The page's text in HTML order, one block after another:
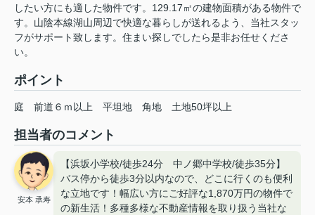
したい方にも適した物件です。129.17㎡の建物面積がある物件で
す。山陰本線湖山周辺で快適な暮らしが送れるよう、当社スタッ
フがサポート致します。住まい探しでしたら是非お任せくださ
い。
ポイント
庭 前道６ｍ以上 平坦地 角地 土地50坪以上
担当者のコメント
安本 承寿
【浜坂小学校/徒歩24分 中ノ郷中学校/徒歩35分】
バス停から徒歩3分以内なので、どこに行くのも便利
な立地です！幅広い方にご好評な1,870万円の物件で
の新生活！多種多様な不動産情報を取り扱う当社な